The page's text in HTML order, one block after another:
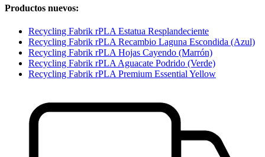
Productos nuevos:
Recycling Fabrik rPLA Estatua Resplandeciente
Recycling Fabrik rPLA Recambio Laguna Escondida (Azul)
Recycling Fabrik rPLA Hojas Cayendo (Marrón)
Recycling Fabrik rPLA Aguacate Podrido (Verde)
Recycling Fabrik rPLA Premium Essential Yellow